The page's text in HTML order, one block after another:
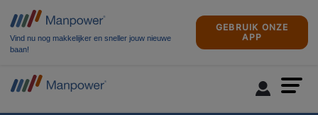
Vind nu nog makkelijker en sneller jouw nieuwe
baan!
GEBRUIK ONZE
APP